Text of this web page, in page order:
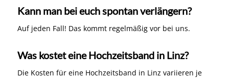
Kann man bei euch spontan verlängern?
Auf jeden Fall! Das kommt regelmäßig vor bei uns.
Was kostet eine Hochzeitsband in Linz?
Die Kosten für eine Hochzeitsband in Linz variieren je